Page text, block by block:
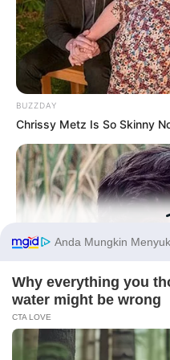
PRIVACY POLICY
BUZZDAY
Chrissy Metz Is So Skinny
BUZZDAY
Before You Go